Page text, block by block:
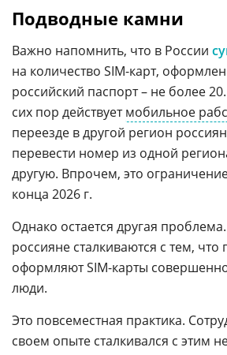
Подводные камни
Важно напомнить, что в России
на количество SIM-карт,
российский паспорт – не более
сих пор действуетмобильное
переезде в другой регион
перевести номер из одной
другую. Впрочем, это
конца 2026 г.
Однако остается другая
россияне сталкиваются с тем,
оформляют SIM-карты
люди.
Это повсеместная практика.
своем опыте сталкивался с этим